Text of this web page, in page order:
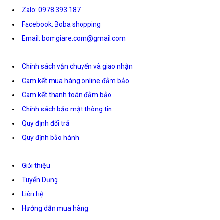
Zalo: 0978.393.187
Facebook: Boba shopping
Email: bomgiare.com@gmail.com
Chính sách vận chuyển và giao nhận
Cam kết mua hàng online đảm bảo
Cam kết thanh toán đảm bảo
Chính sách bảo mật thông tin
Quy định đổi trả
Quy định bảo hành
Giới thiệu
Tuyển Dụng
Liên hệ
Hướng dẫn mua hàng